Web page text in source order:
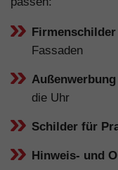
Firmenschilder
Fassaden
Außenwerbung
die Uhr
Schilder für
Hinweis- und